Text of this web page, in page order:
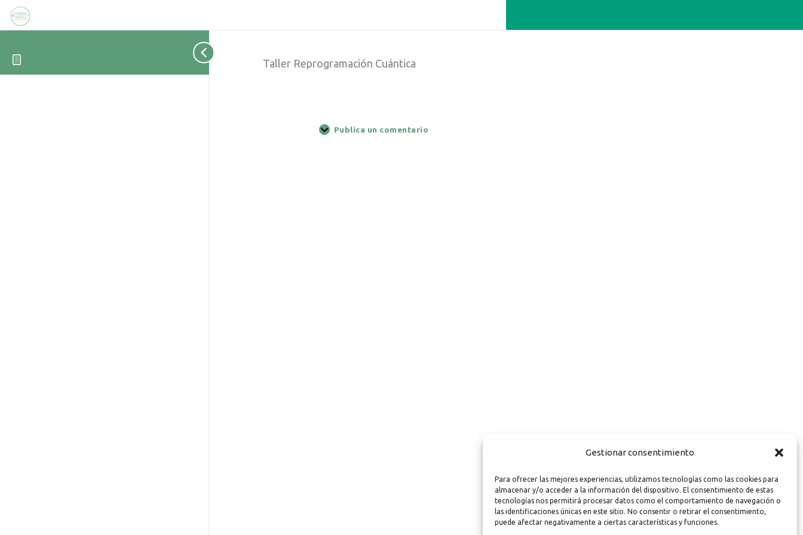
Gestionar consentimiento
Para ofrecer las mejores experiencias, utilizamos tecnologías como las cookies para
almacenar y/o acceder a la información del dispositivo. El consentimiento de estas
tecnologías nos permitirá procesar datos como el comportamiento de navegación o
las identificaciones únicas en este sitio. No consentir o retirar el consentimiento,
puede afectar negativamente a ciertas características y funciones.
Taller Reprogramación Cuántica
Publica un comentario